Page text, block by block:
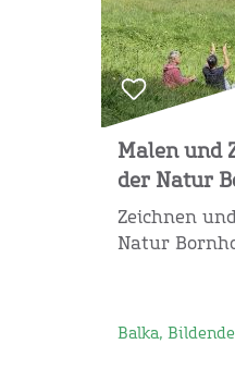
Malen und
der Natur
Zeichnen
Natur
Balka,